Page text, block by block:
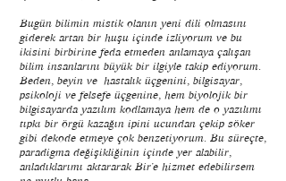
Bugün bilimin mistik olanın yeni dili olmasını
giderek artan bir huşu içinde izliyorum ve bu
ikisini birbirine feda etmeden anlamaya çalışan
bilim insanlarını büyük bir ilgiyle takip ediyorum.
Beden, beyin ve hastalık üçgenini, bilgisayar,
psikoloji ve felsefe üçgenine, hem biyolojik bir
bilgisayarda yazılım kodlamaya hem de o yazılımı
tıpkı bir örgü kazağın ipini ucundan çekip söker
gibi dekode etmeye çok benzetiyorum. Bu süreçte,
paradigma değişikliğinin içinde yer alabilir,
anladıklarımı aktararak Bir’e hizmet edebilirsem